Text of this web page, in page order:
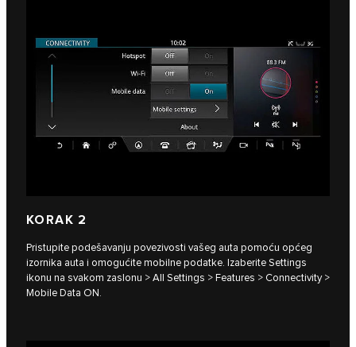
KORAK 2
Pristupite podešavanju povezivosti vašeg auta pomoću općeg
izornika auta i omogućite mobilne podatke. Izaberite Settings
ikonu na svakom zaslonu > All Settings > Features > Connectivity >
Mobile Data ON.